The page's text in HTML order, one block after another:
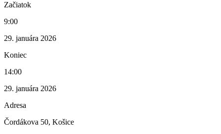
Začiatok
9:00
29. januára 2026
Koniec
14:00
29. januára 2026
Adresa
Čordákova 50, Košice